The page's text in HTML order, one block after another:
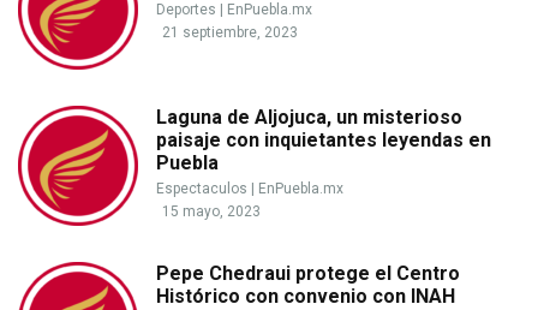
Deportes
EnPuebla.mx
21 septiembre, 2023
Laguna de Aljojuca, un misterioso
paisaje con inquietantes leyendas en
Puebla
Espectaculos
EnPuebla.mx
15 mayo, 2023
Pepe Chedraui protege el Centro
Histórico con convenio con INAH